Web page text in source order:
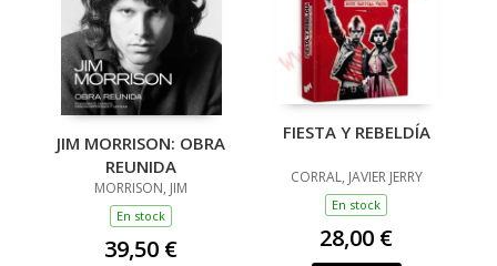
JIM MORRISON: OBRA
REUNIDA
MORRISON, JIM
En stock
39,50 €
FIESTA Y REBELDÍA
CORRAL, JAVIER JERRY
En stock
28,00 €